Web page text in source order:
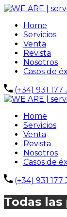
Home
Servicios
Venta
Revista
Nosotros
Casos de
(+34) 931 177
Home
Servicios
Venta
Revista
Nosotros
Casos de
(+34) 931 177
Todas